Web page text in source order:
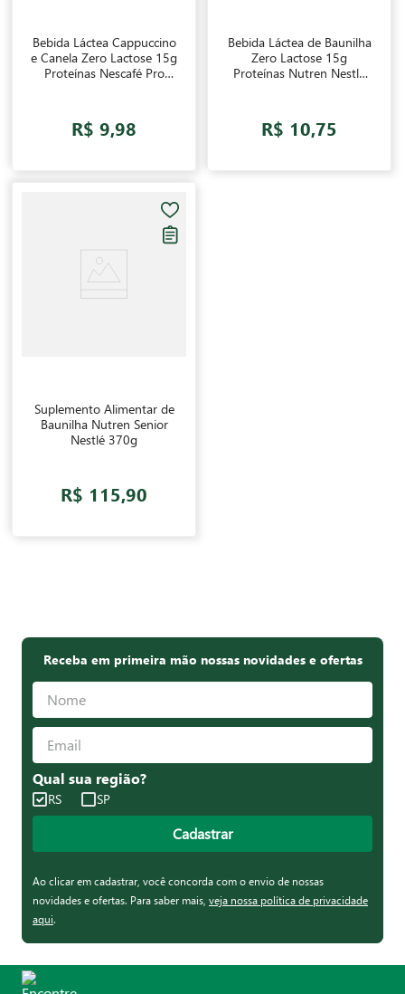
Bebida Láctea Cappuccino
e Canela Zero Lactose 15g
Proteínas Nescafé Pro
R$ 9,98
Bebida Láctea de Baunilha
Zero Lactose 15g
Proteínas Nutren Nestlé
R$ 10,75
Suplemento Alimentar de
Baunilha Nutren Senior
Nestlé 370g
R$ 115,90
Receba em primeira mão nossas novidades e ofertas
Qual sua região?
RS SP
Cadastrar
Ao clicar em cadastrar, você concorda com o envio de nossas
novidades e ofertas. Para saber mais, veja nossa política de privacidade
aqui.